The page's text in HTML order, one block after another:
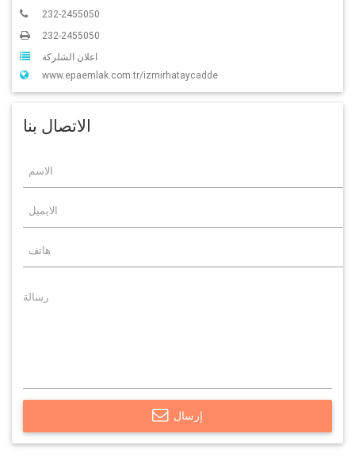
232-2455050
232-2455050
اعلان الشلركة
www.epaemlak.com.tr/izmirhataycadde
الاتصال بنا
إرسال